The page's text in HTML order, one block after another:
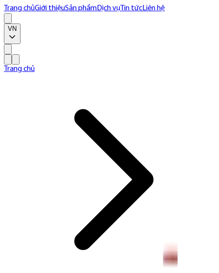
Trang chủGiới thiệuSản phẩmDịch vụ Tin tứcLiên hệ
VN
Trang chủ